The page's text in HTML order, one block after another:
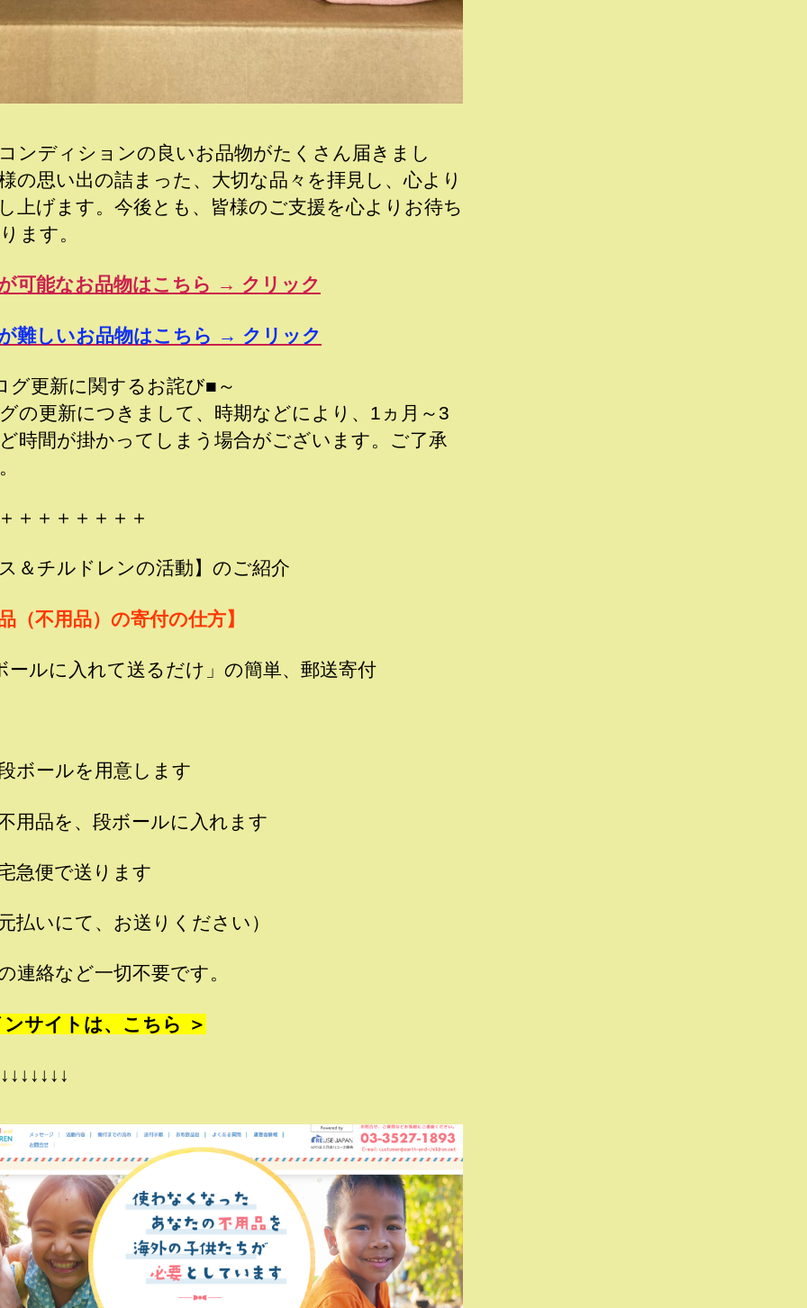
ンディションの良いお品物がたくさん届きまし
の思い出の詰まった、大切な品々を拝見し、心より
上げます。今後とも、皆様のご支援を心よりお待ち
ます。
可能なお品物はこちら → クリック
難しいお品物はこちら → クリック
グ更新に関するお詫び■～
の更新につきまして、時期などにより、1ヵ月～3
時間が掛かってしまう場合がございます。ご了承
＋＋＋＋＋＋＋
＆チルドレンの活動】のご紹介
（不用品）の寄付の仕方】
ールに入れて送るだけ」の簡単、郵送寄付
ールを用意します
品を、段ボールに入れます
便で送ります
払いにて、お送りください）
連絡など一切不要です。
サイトは、こちら ＞